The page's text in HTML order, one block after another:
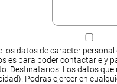
los datos de caracter
es para poder contactarle y
Destinatarios: Los datos
Podras ejercer en